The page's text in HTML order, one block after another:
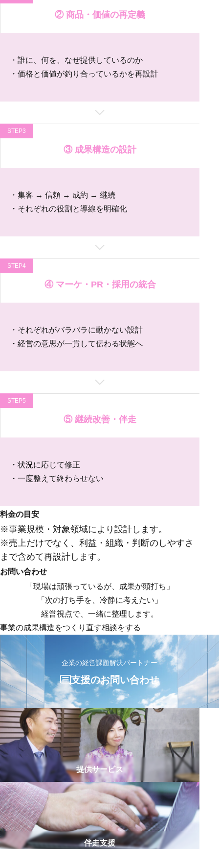
② 商品・価値の再定義
・誰に、何を、なぜ提供しているのか
・価格と価値が釣り合っているかを再設計
STEP3
③ 成果構造の設計
・集客 → 信頼 → 成約 → 継続
・それぞれの役割と導線を明確化
STEP4
④ マーケ・PR・採用の統合
・それぞれがバラバラに動かない設計
・経営の意思が一貫して伝わる状態へ
STEP5
⑤ 継続改善・伴走
・状況に応じて修正
・一度整えて終わらせない
料金の目安
※事業規模・対象領域により設計します。
※売上だけでなく、利益・組織・判断のしやすさ
まで含めて再設計します。
お問い合わせ
「現場は頑張っているが、成果が頭打ち」
「次の打ち手を、冷静に考えたい」
経営視点で、一緒に整理します。
事業の成果構造をつくり直す相談をする
企業の経営課題解決パートナー
支援のお問い合わせ
提供サービス
伴走支援